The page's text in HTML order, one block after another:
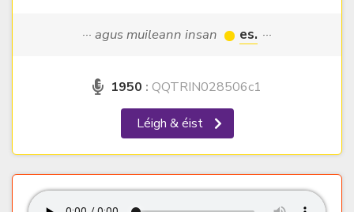
··· agus muileann insan es. ···
1950 : QQTRIN028506c1
Léigh & éist